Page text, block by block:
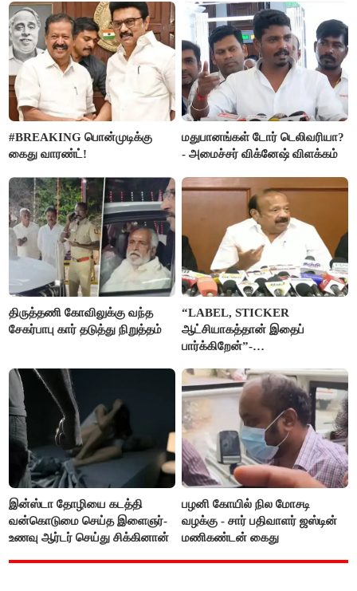
#BREAKING பொன்முடிக்கு
கைது வாரண்ட்!
மதுபானங்கள் டோர் டெலிவரியா?
- அமைச்சர் விக்னேஷ் விளக்கம்
திருத்தணி கோவிலுக்கு வந்த
சேகர்பாபு கார் தடுத்து நிறுத்தம்
“LABEL, STICKER
ஆட்சியாகத்தான் இதைப்
பார்க்கிறேன்”-
இன்ஸ்டா தோழியை கடத்தி
வன்கொடுமை செய்த இளைஞர்-
உணவு ஆர்டர் செய்து சிக்கினான்
பழனி கோயில் நில மோசடி
வழக்கு - சார் பதிவாளர் ஜஸ்டின்
மணிகண்டன் கைது